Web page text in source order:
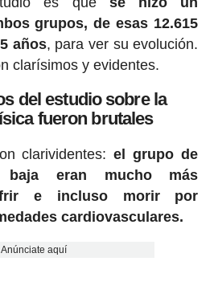
grupos, de esas 12.615
años, para ver su evolución.
clarísimos y evidentes.
del estudio sobre la
fueron brutales
clarividentes:el grupo de
baja eran mucho más
e incluso morir por
cardiovasculares.
Anúnciate aquí